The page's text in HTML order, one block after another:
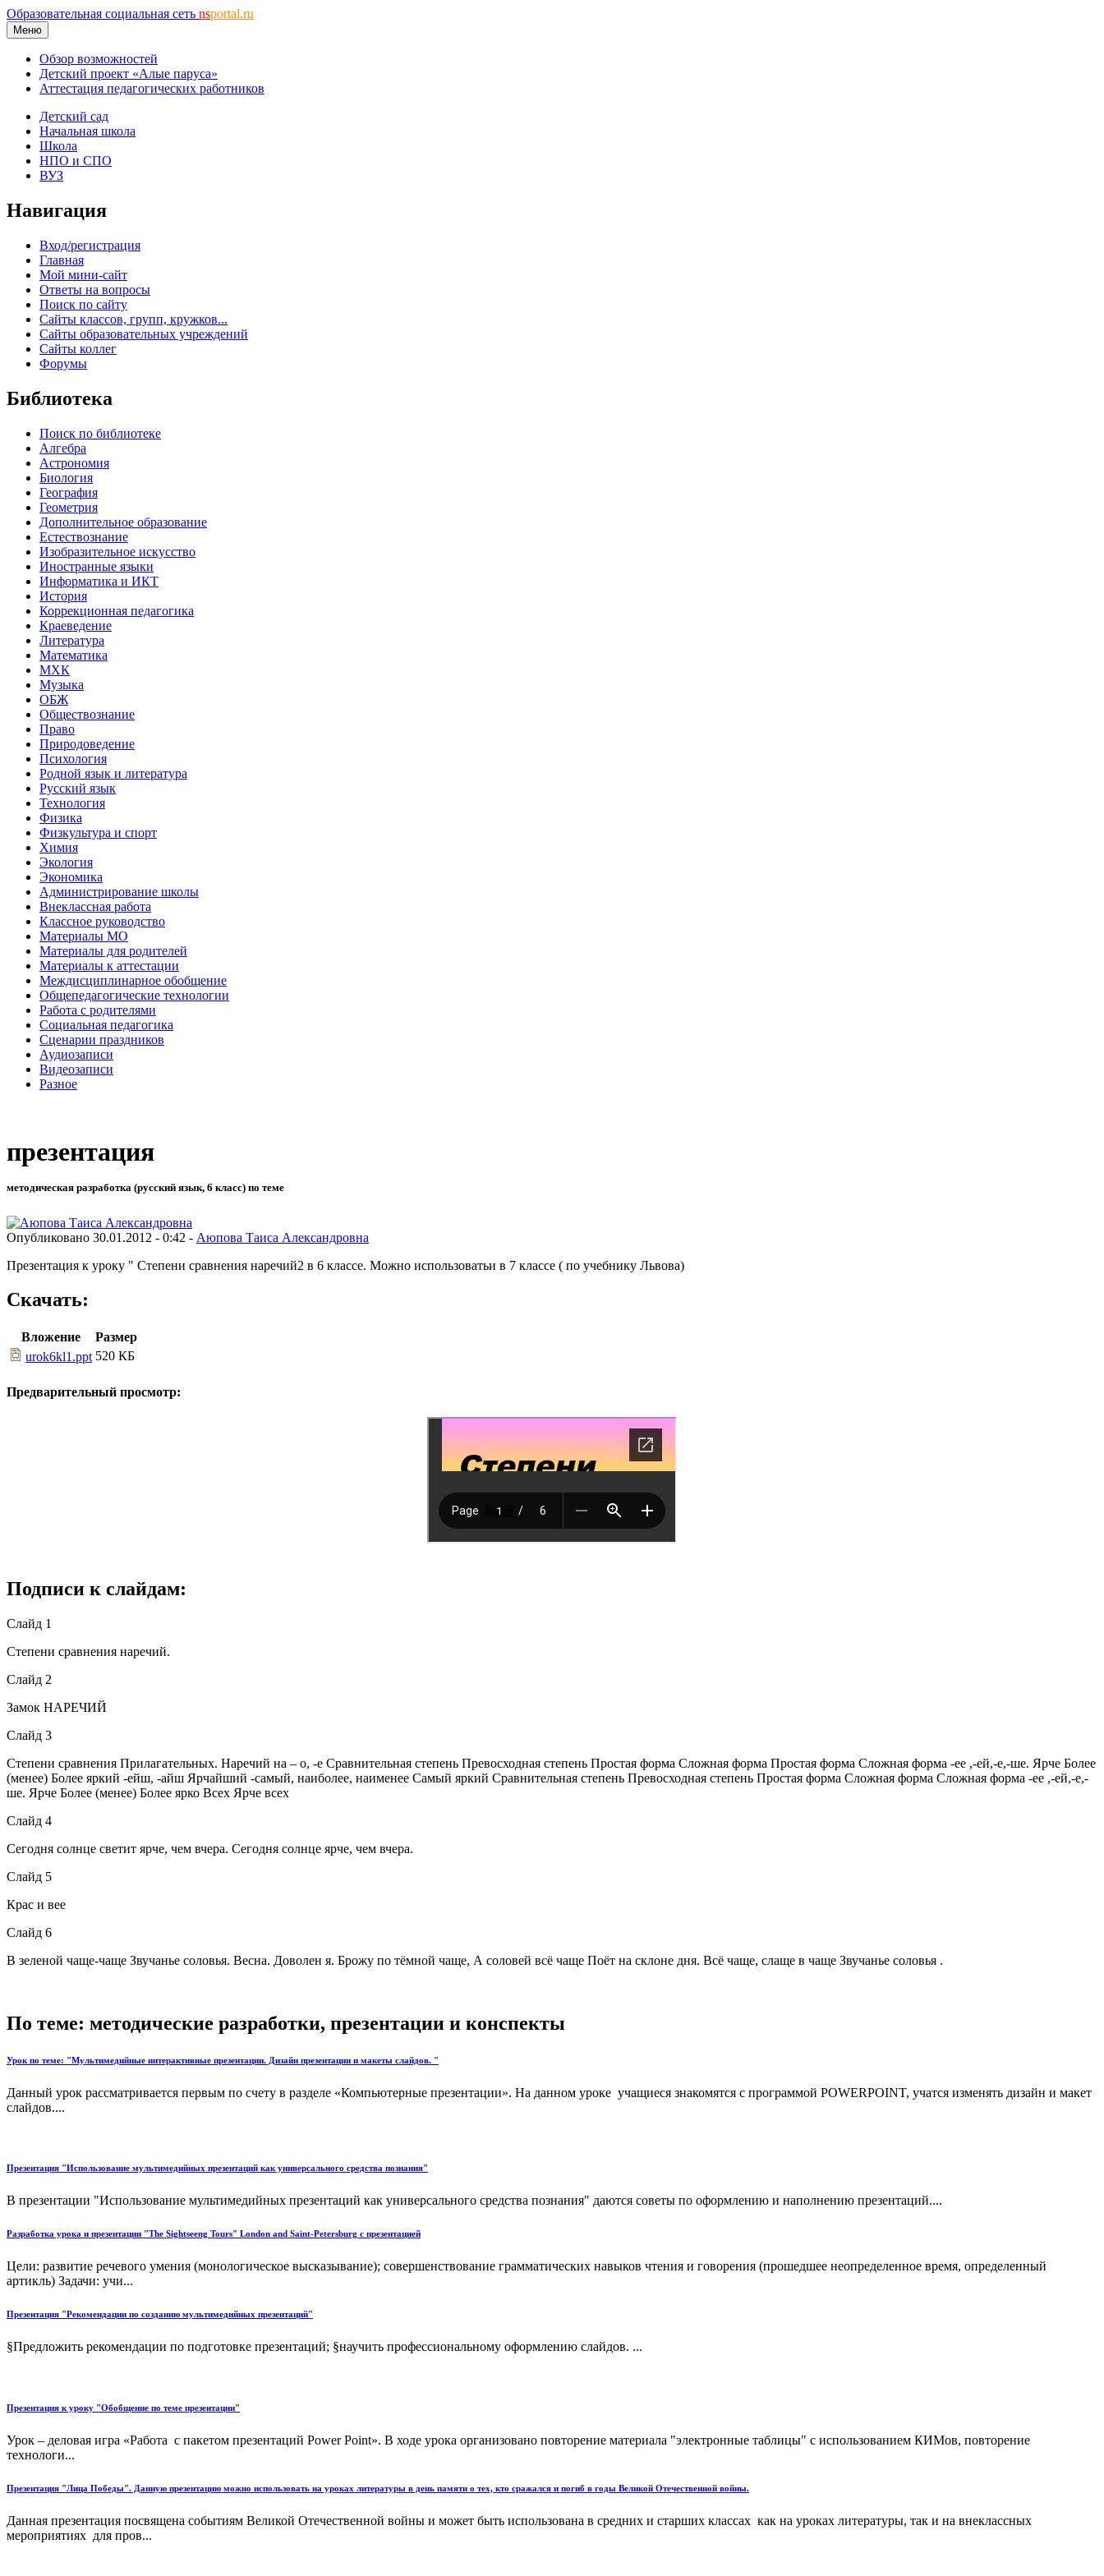
Образовательная социальная сеть nsportal.ru
Меню
Обзор возможностей
Детский проект «Алые паруса»
Аттестация педагогических работников
Детский сад
Начальная школа
Школа
НПО и СПО
ВУЗ
Навигация
Вход/регистрация
Главная
Мой мини-сайт
Ответы на вопросы
Поиск по сайту
Сайты классов, групп, кружков...
Сайты образовательных учреждений
Сайты коллег
Форумы
Библиотека
Поиск по библиотеке
Алгебра
Астрономия
Биология
География
Геометрия
Дополнительное образование
Естествознание
Изобразительное искусство
Иностранные языки
Информатика и ИКТ
История
Коррекционная педагогика
Краеведение
Литература
Математика
МХК
Музыка
ОБЖ
Обществознание
Право
Природоведение
Психология
Родной язык и литература
Русский язык
Технология
Физика
Физкультура и спорт
Химия
Экология
Экономика
Администрирование школы
Внеклассная работа
Классное руководство
Материалы МО
Материалы для родителей
Материалы к аттестации
Междисциплинарное обобщение
Общепедагогические технологии
Работа с родителями
Социальная педагогика
Сценарии праздников
Аудиозаписи
Видеозаписи
Разное
презентация
методическая разработка (русский язык, 6 класс) по теме
Опубликовано 30.01.2012 - 0:42 - Аюпова Таиса Александровна
Презентация к уроку " Степени сравнения наречий2 в 6 классе. Можно использоватьи в 7 классе ( по учебнику Львова)
Скачать:
Вложение
Размер
urok6kl1.ppt 520 КБ
Предварительный просмотр:
Подписи к слайдам:
Слайд 1
Степени сравнения наречий.
Слайд 2
Замок НАРЕЧИЙ
Слайд 3
Степени сравнения Прилагательных. Наречий на – о, -е Сравнительная степень Превосходная степень Простая форма Сложная форма Простая форма Сложная форма -ее ,-ей,-е,-ше. Ярче Более
(менее) Более яркий -ейш, -айш Ярчайший -самый, наиболее, наименее Самый яркий Сравнительная степень Превосходная степень Простая форма Сложная форма Сложная форма -ее ,-ей,-е,-
ше. Ярче Более (менее) Более ярко Всех Ярче всех
Слайд 4
Сегодня солнце светит ярче, чем вчера. Сегодня солнце ярче, чем вчера.
Слайд 5
Крас и вее
Слайд 6
В зеленой чаще-чаще Звучанье соловья. Весна. Доволен я. Брожу по тёмной чаще, А соловей всё чаще Поёт на склоне дня. Всё чаще, слаще в чаще Звучанье соловья .
По теме: методические разработки, презентации и конспекты
Урок по теме: "Мультимедийные интерактивные презентации. Дизайн презентации и макеты слайдов. "
Данный урок рассматривается первым по счету в разделе «Компьютерные презентации». На данном уроке учащиеся знакомятся с программой POWERPOINT, учатся изменять дизайн и макет
слайдов....
Презентация "Использование мультимедийных презентаций как универсального средства познания"
В презентации "Использование мультимедийных презентаций как универсального средства познания" даются советы по оформлению и наполнению презентаций....
Разработка урока и презентации "The Sightseeng Tours" London and Saint-Petersburg c презентацией
Цели: развитие речевого умения (монологическое высказывание); совершенствование грамматических навыков чтения и говорения (прошедшее неопределенное время, определенный
артикль) Задачи: учи...
Презентация "Рекомендации по созданию мультимедийных презентаций"
§Предложить рекомендации по подготовке презентаций; §научить профессиональному оформлению слайдов. ...
Презентация к уроку "Обобщение по теме презентации"
Урок – деловая игра «Работа с пакетом презентаций Power Point». В ходе урока организовано повторение материала "электронные таблицы" с использованием КИМов, повторение
технологи...
Презентация "Лица Победы". Данную презентацию можно использовать на уроках литературы в день памяти о тех, кто сражался и погиб в годы Великой Отечественной войны.
Данная презентация посвящена событиям Великой Отечественной войны и может быть использована в средних и старших классах как на уроках литературы, так и на внеклассных
мероприятиях для пров...